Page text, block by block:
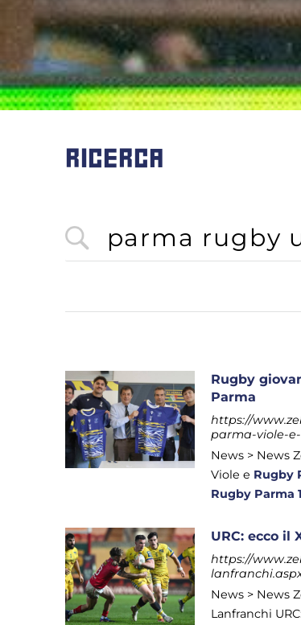
RICERCA
Rugby
Parma
https://
parma-viole-
News > News
Viole e Rugby
Rugby Parma
URC: ecco il
https://
News > News
Lanfranchi